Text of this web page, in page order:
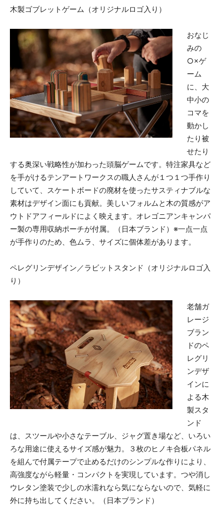
木製ゴブレットゲーム（オリジナルロゴ入り）
おなじ
みの
○×ゲ
ーム
に、大
中小の
コマを
動かし
たり被
せたり
する奥深い戦略性が加わった頭脳ゲームです。特注家具など
を手がけるテンアートワークスの職人さんが１つ１つ手作り
していて、スケートボードの廃材を使ったサスティナブルな
素材はデザイン面にも貢献。美しいフォルムと木の質感がア
ウトドアフィールドによく映えます。オレゴニアンキャンパ
ー製の専用収納ポーチが付属。（日本ブランド）※一点一点
が手作りのため、色ムラ、サイズに個体差があります。
ペレグリンデザイン／ラビットスタンド（オリジナルロゴ入
り）
老舗ガ
レージ
ブラン
ドのペ
レグリ
ンデザ
インに
よる木
製スタ
ンド
は、スツールや小さなテーブル、ジャグ置き場など、いろい
ろな用途に使えるサイズ感が魅力。３枚のヒノキ合板パネル
を組んで付属テープで止めるだけのシンプルな作りにより、
高強度ながら軽量・コンパクトを実現しています。つや消し
ウレタン塗装で少しの水濡れなら気にならないので、気軽に
外に持ち出してください。（日本ブランド）